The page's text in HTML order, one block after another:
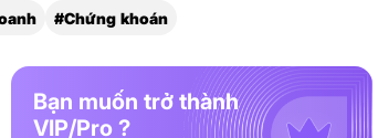
#Chứng khoán
Bạn muốn trở thành
VIP/Pro ?